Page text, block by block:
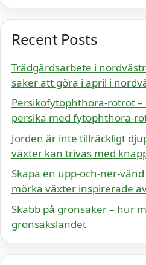
Recent Posts
Trädgårdsarbete i
saker att göra i april i
Persikofytophthora-rotrot
persika med fytophthora-
Jorden är inte tillräckligt
växter kan trivas med
Skapa en upp-och-ner-
mörka växter inspirerade
Skabb på grönsaker – hur
grönsakslandet